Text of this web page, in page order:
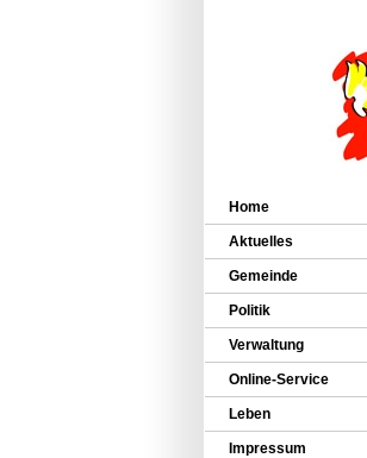
Home
Aktuelles
Gemeinde
Politik
Verwaltung
Online-Service
Leben
Impressum